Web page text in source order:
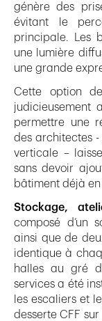
génère des
évitant le
principale. Les
une lumière
une grande
Cette option
judicieusement
permettre une
des architectes
verticale –
sans devoir
bâtiment déjà
Stockage,
composé d’un
ainsi que de
identique à
halles au gré
services a été
les escaliers et
desserte CFF